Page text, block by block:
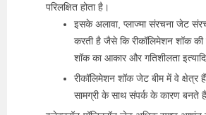
परिलक्षित होता है।
इसके अलावा, प्लाज्मा संरचना जेट
करती है जैसे कि रीकॉलिमेशन शॉक की
शॉक का आकार और गतिशीलता
रीकॉलिमेशन शॉक जेट बीम में वे
सामग्री के साथ संपर्क के कारण बनते